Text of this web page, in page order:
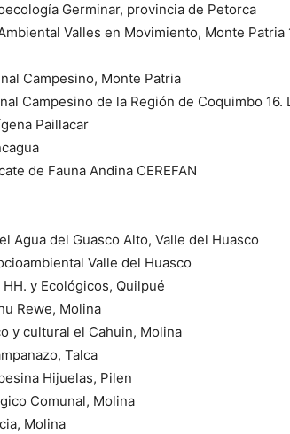
Germinar, provincia de Petorca
Valles en Movimiento, Monte
Campesino, Monte Patria
Campesino de la Región de Coquimbo 16.
Paillacar
de Fauna Andina CEREFAN
Agua del Guasco Alto, Valle del Huasco
Valle del Huasco
y Ecológicos, Quilpué
Rewe, Molina
y cultural el Cahuin, Molina
Talca
Hijuelas, Pilen
Comunal, Molina
Molina